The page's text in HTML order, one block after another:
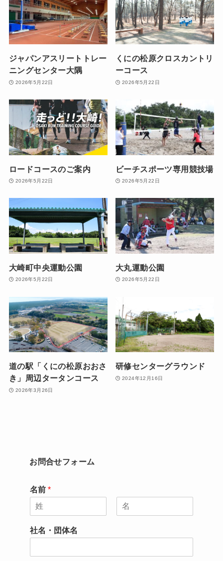
ジャパンアスリートトレー
ニングセンター大隅
2026年5月22日
くにの松原クロスカントリ
ーコース
2026年5月22日
ロードコースのご案内
2026年5月22日
ビーチスポーツ専用競技場
2026年5月22日
大崎町中央運動公園
2026年5月22日
大丸運動公園
2026年5月22日
道の駅「くにの松原おおさ
き」周辺タータンコース
2026年3月26日
研修センターグラウンド
2024年12月16日
お問合せフォーム
名前*
社名・団体名